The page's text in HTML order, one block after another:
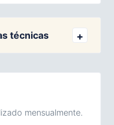
técnicas
mensualmente.